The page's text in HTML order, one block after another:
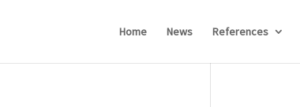
Home News References